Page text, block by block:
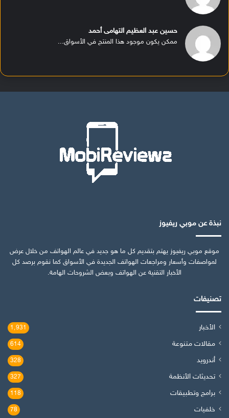
حسين عبد العظيم التهامى أحمد
ممكن يكون موجود هذا المنتج في الأسواق...
نبذة عن موبي ريفيوز
موقع موبي ريفيوز يهتم بتقديم كل ما هو جديد في عالم الهواتف من خلال عرض
لمواصفات وأسعار ومراجعات الهواتف الجديدة في الأسواق كما نقوم برصد كل
الأخبار التقنية عن الهواتف وبعض الشروحات الهامة.
تصنيفات
الأخبار 1٬931
مقالات متنوعة 614
أندرويد 328
تحديثات الأنظمة 327
برامج وتطبيقات 118
خلفيات 78